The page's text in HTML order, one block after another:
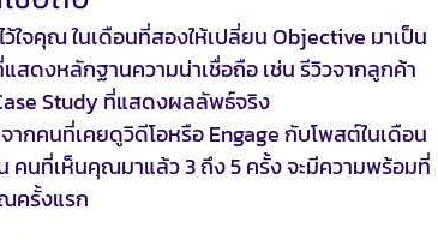
จคุณ ในเดือนที่สองให้เปลี่ยน Objective มาเป็น
สดงหลักฐานความน่าเชื่อถือ เช่น รีวิวจากลูกค้า
Study ที่แสดงผลลัพธ์จริง
กคนที่เคยดูวิดีโอหรือ Engage กับโพสต์ในเดือน
นที่เห็นคุณมาแล้ว 3 ถึง 5 ครั้ง จะมีความพร้อมที่
ครั้งแรก